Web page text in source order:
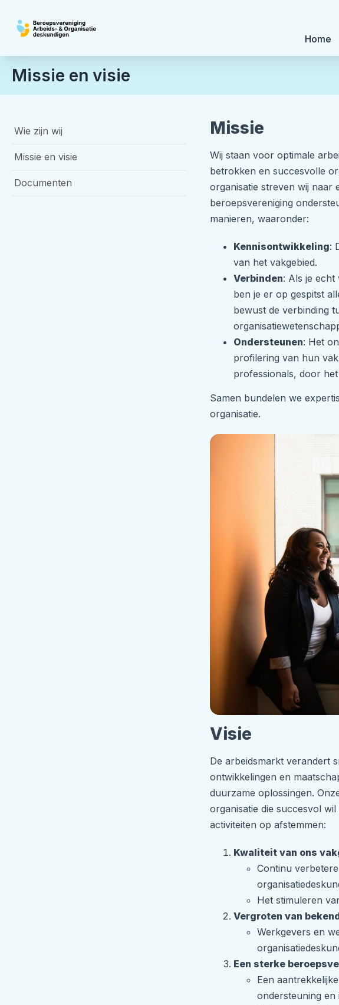
Home
Missie en visie
Wie zijn wij
Missie en visie
Documenten
Missie
Wij staan voor optimale
betrokken en succesvolle
organisatie streven wij naar
beroepsvereniging
manieren, waaronder:
Kennisontwikkeling:
van het vakgebied.
Verbinden: Als je echt
ben je er op gespitst
bewust de verbinding
Ondersteunen: Het
profilering van hun
professionals, door
Samen bundelen we
organisatie.
Visie
De arbeidsmarkt verandert
ontwikkelingen en
duurzame oplossingen.
organisatie die succesvol
activiteiten op afstemmen:
Kwaliteit van ons
Continu
Het stimuleren
Vergroten van
Werkgevers en
Een sterke
Een
ondersteuning en